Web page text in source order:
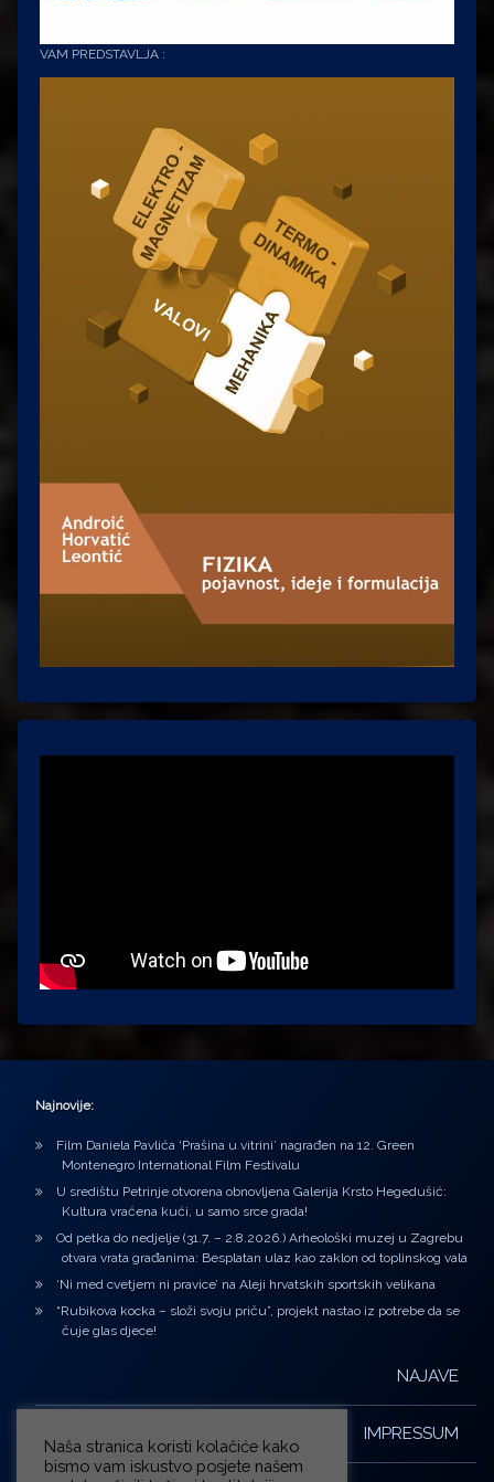
VAM PREDSTAVLJA :
Najnovije:
Film Daniela Pavlića ‘Prašina u vitrini’ nagrađen na 12. Green
Montenegro International Film Festivalu
U središtu Petrinje otvorena obnovljena Galerija Krsto Hegedušić:
Kultura vraćena kući, u samo srce grada!
Od petka do nedjelje (31.7. – 2.8.2026.) Arheološki muzej u Zagrebu
otvara vrata građanima: Besplatan ulaz kao zaklon od toplinskog vala
‘Ni med cvetjem ni pravice’ na Aleji hrvatskih sportskih velikana
“Rubikova kocka – složi svoju priču”, projekt nastao iz potrebe da se
čuje glas djece!
NAJAVE
IMPRESSUM
Naša stranica koristi kolačiće kako
bismo vam iskustvo posjete našem